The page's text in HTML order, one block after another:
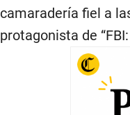
camaradería fiel a
protagonista de